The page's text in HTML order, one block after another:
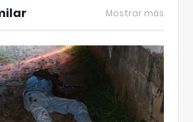
Mostrar más